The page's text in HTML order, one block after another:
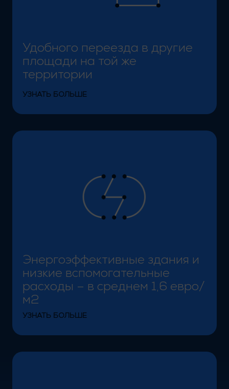
Удобного переезда в другие
площади на той же
территории
УЗНАТЬ БОЛЬШЕ
Энергоэффективные здания и
низкие вспомогательные
расходы – в среднем 1,6 евро/
м2
УЗНАТЬ БОЛЬШЕ